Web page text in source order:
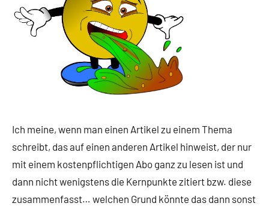
Ich meine, wenn man einen Artikel zu einem Thema
schreibt, das auf einen anderen Artikel hinweist, der nur
mit einem kostenpflichtigen Abo ganz zu lesen ist und
dann nicht wenigstens die Kernpunkte zitiert bzw. diese
zusammenfasst… welchen Grund könnte das dann sonst